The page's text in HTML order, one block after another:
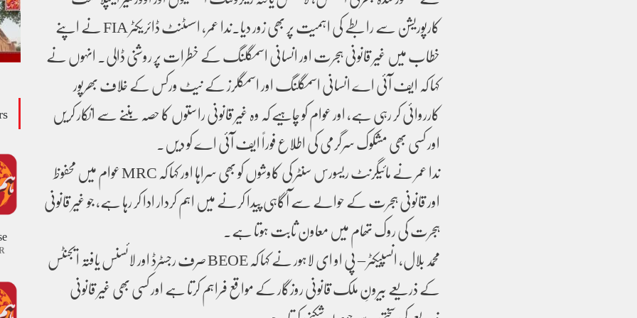
کارپوریشن سے رابطے کی اہمیت پر بھی زور دیا۔ندا عمر، اسسٹنٹ ڈائریکٹر FIA نے اپنے
خطاب میں غیر قانونی ہجرت اور انسانی اسمگلنگ کے خطرات پر روشنی ڈالی۔ انہوں نے
کہا کہ ایف آئی اے انسانی اسمگلنگ اور اسمگلرز کے نیٹ ورکس کے خلاف بھرپور
کارروائی کر رہی ہے، اور عوام کو چاہیے کہ وہ غیر قانونی راستوں کا حصہ بننے سے انکار کریں
اور کسی بھی مشکوک سرگرمی کی اطلاع فوراً ایف آئی اے کو دیں۔
ندا عمر نے مائیگرنٹ ریسورس سنٹر کی کاوشوں کو بھی سراہا اور کہا کہ MRC عوام میں محفوظ
اور قانونی ہجرت کے حوالے سے آگاہی پیدا کرنے میں اہم کردار ادا کر رہا ہے، جو غیر قانونی
ہجرت کی روک تھام میں معاون ثابت ہوتا ہے۔
محمد بلال، انسپیکٹر – پی او ای لاہور نے کہا کہ BEOE صرف رجسٹرڈ اور لائسنس یافتہ ایجنٹس
کے ذریعے بیرونِ ملک قانونی روزگار کے مواقع فراہم کرتا ہے اور کسی بھی غیر قانونی